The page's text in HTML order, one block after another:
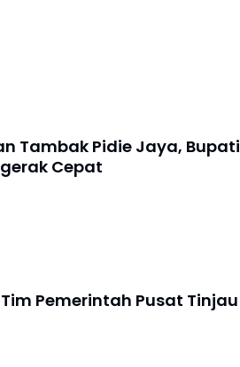
Tambak Pidie Jaya, Bupati
Cepat
Pemerintah Pusat Tinjau